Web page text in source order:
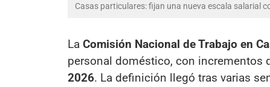
Casas particulares: fijan una nueva escala salarial
La Comisión Nacional de Trabajo en
personal doméstico, con incrementos
2026. La definición llegó tras varias